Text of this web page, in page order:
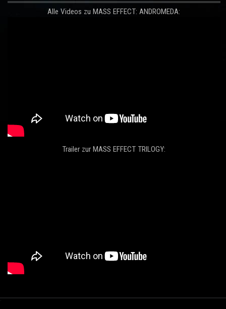
Alle Videos zu MASS EFFECT: ANDROMEDA:
Trailer zur MASS EFFECT TRILOGY:
.